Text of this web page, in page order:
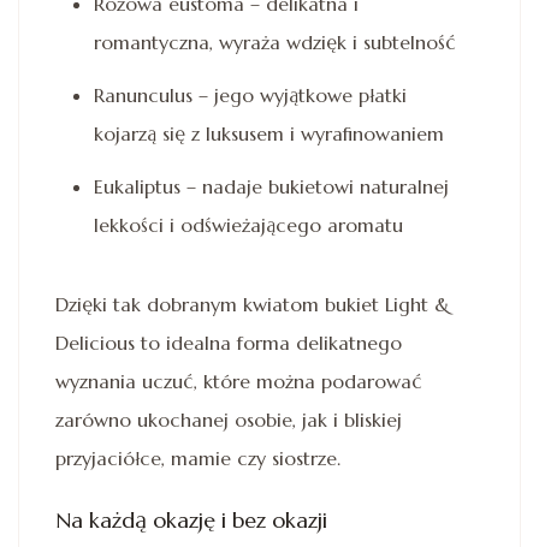
romantyczna, wyraża wdzięk i subtelność
Ranunculus – jego wyjątkowe płatki
kojarzą się z luksusem i wyrafinowaniem
Eukaliptus – nadaje bukietowi naturalnej
lekkości i odświeżającego aromatu
Dzięki tak dobranym kwiatom bukiet Light &
Delicious to idealna forma delikatnego
wyznania uczuć, które można podarować
zarówno ukochanej osobie, jak i bliskiej
przyjaciółce, mamie czy siostrze.
Na każdą okazję i bez okazji